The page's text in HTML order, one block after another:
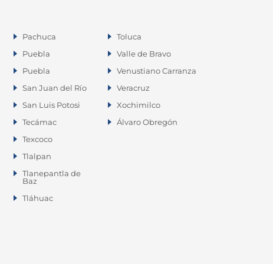
Pachuca
Puebla
Puebla
San Juan del Río
San Luis Potosi
Tecámac
Texcoco
Tlalpan
Tlanepantla de
Baz
Tláhuac
Toluca
Valle de Bravo
Venustiano Carranza
Veracruz
Xochimilco
Álvaro Obregón